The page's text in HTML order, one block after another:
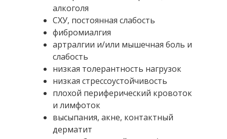
алкоголя
СХУ, постоянная слабость
фибромиалгия
артралгии и/или мышечная боль и
слабость
низкая толерантность нагрузок
низкая стрессоустойчивость
плохой периферический кровоток
и лимфоток
высыпания, акне, контактный
дерматит